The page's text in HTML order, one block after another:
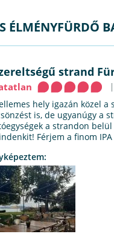
ÉLMÉNYFÜRDŐ
strand
hely igazán közel
is, de ugyanúgy a
a strandon
Férjem a finom